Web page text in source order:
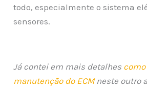
todo, especialmente o sistema
sensores.
Já contei em mais detalhes
manutenção do ECM neste outro